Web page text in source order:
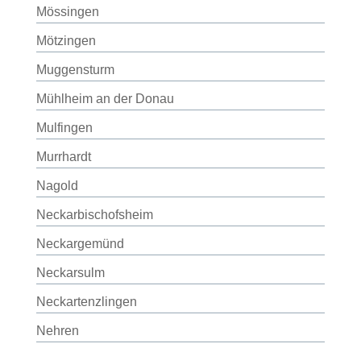
Mössingen
Mötzingen
Muggensturm
Mühlheim an der Donau
Mulfingen
Murrhardt
Nagold
Neckarbischofsheim
Neckargemünd
Neckarsulm
Neckartenzlingen
Nehren